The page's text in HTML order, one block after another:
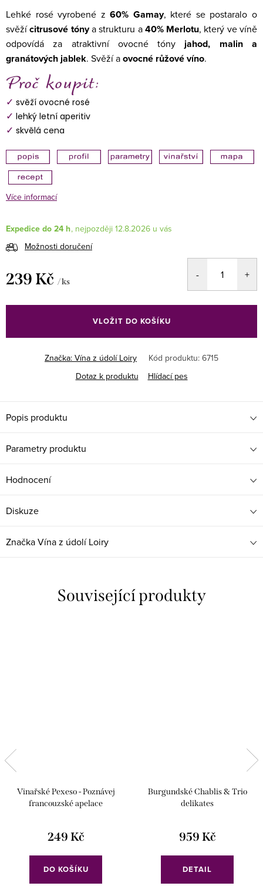
Lehké rosé vyrobené z60% Gamay, které se postaralo o
svěžícitrusové tónya strukturu a40% Merlotu, který ve víně
odpovídá za atraktivní ovocné tóny jahod, malin a
granátových jablek. Svěží aovocné růžové víno.
✓ svěží ovocné rosé
✓ lehký letní aperitiv
✓ skvělá cena
Více informací
Expedice do 24 h
12.8.2026
Možnosti doručení
239 Kč / ks
cena:
VLOŽIT DO KOŠÍKU
Značka: Vína z údolí Loiry Kód produktu: 6715
Dotaz k produktu
Hlídací pes
Popis produktu
Parametry produktu
Hodnocení
Diskuze
ZnačkaVína z údolí Loiry
Související produkty
Vinařské Pexeso - Poznávej
francouzské apelace
249 Kč
DO KOŠÍKU
Burgundské Chablis & Trio
delikates
959 Kč
DETAIL